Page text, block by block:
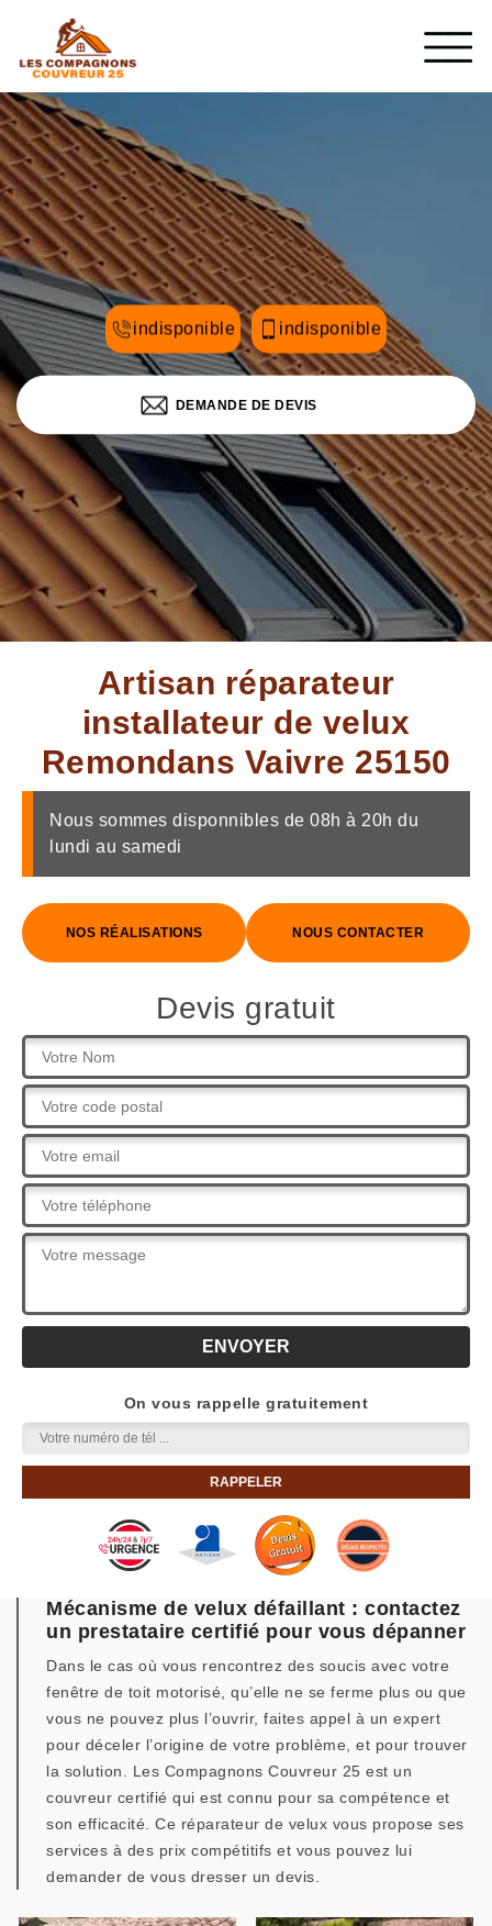
indisponible indisponible
DEMANDE DE DEVIS
Artisan réparateur
installateur de velux
Remondans Vaivre 25150
Nous sommes disponnibles de 08h à 20h du
lundi au samedi
NOS RÉALISATIONS NOUS CONTACTER
Devis gratuit
On vous rappelle gratuitement
Mécanisme de velux défaillant : contactez
un prestataire certifié pour vous dépanner
Dans le cas où vous rencontrez des soucis avec votre
fenêtre de toit motorisé, qu’elle ne se ferme plus ou que
vous ne pouvez plus l’ouvrir, faites appel à un expert
pour déceler l’origine de votre problème, et pour trouver
la solution. Les Compagnons Couvreur 25 est un
couvreur certifié qui est connu pour sa compétence et
son efficacité. Ce réparateur de velux vous propose ses
services à des prix compétitifs et vous pouvez lui
demander de vous dresser un devis.